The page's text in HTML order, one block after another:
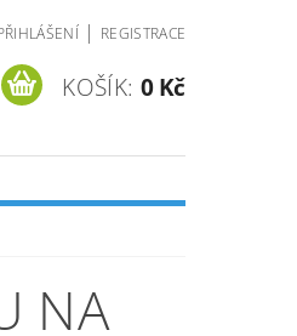
| REGISTRACE
KOŠÍK: 0 Kč
NA